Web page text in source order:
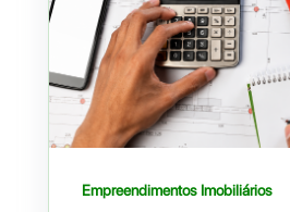
Empreendimentos Imobiliários